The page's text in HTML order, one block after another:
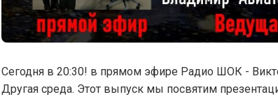
Сегодня в 20:30! в прямом эфире Радио ШОК -
Другая среда. Этот выпуск мы посвятим